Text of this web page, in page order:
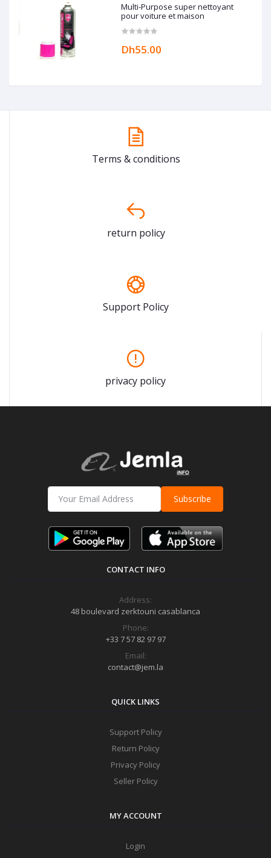
Multi-Purpose super nettoyant
pour voiture et maison
Dh55.00
Terms & conditions
return policy
Support Policy
privacy policy
Subscribe
CONTACT INFO
Address:
48 boulevard zerktouni casablanca
Phone:
+33 7 57 82 97 97
Email:
contact@jem.la
QUICK LINKS
Support Policy
Return Policy
Privacy Policy
Seller Policy
MY ACCOUNT
Login